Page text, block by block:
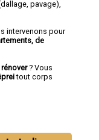
pavage),
intervenons pour
de
? Vous
tout corps